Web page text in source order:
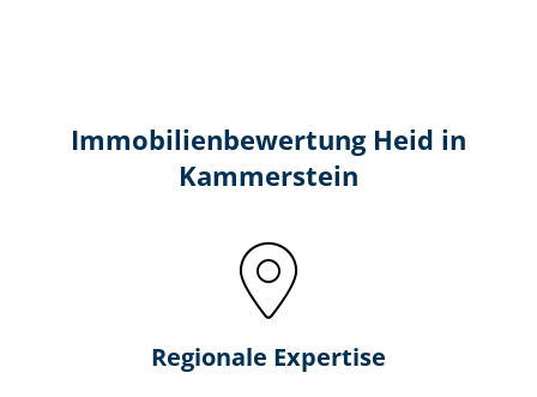
Immobilien­bewertung Heid in
Kammerstein
Regionale Expertise